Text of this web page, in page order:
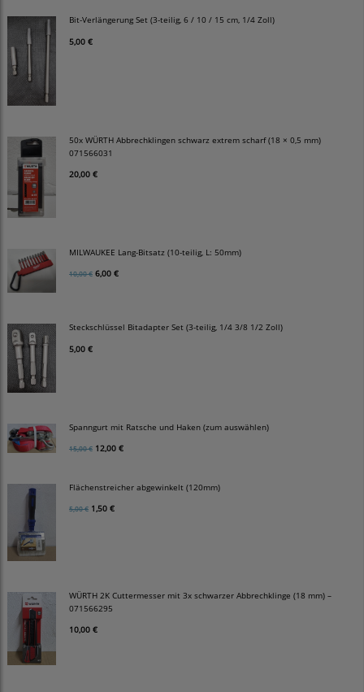
Bit-Verlängerung Set (3-teilig, 6 / 10 / 15 cm, 1/4 Zoll)
5,00 €
50x WÜRTH Abbrechklingen schwarz extrem scharf (18 × 0,5 mm)
071566031
20,00 €
MILWAUKEE Lang-Bitsatz (10-teilig, L: 50mm)
10,00 € 6,00 €
Steckschlüssel Bitadapter Set (3-teilig, 1/4 3/8 1/2 Zoll)
5,00 €
Spanngurt mit Ratsche und Haken (zum auswählen)
15,00 € 12,00 €
Flächenstreicher abgewinkelt (120mm)
5,00 € 1,50 €
WÜRTH 2K Cuttermesser mit 3x schwarzer Abbrechklinge (18 mm) –
071566295
10,00 €